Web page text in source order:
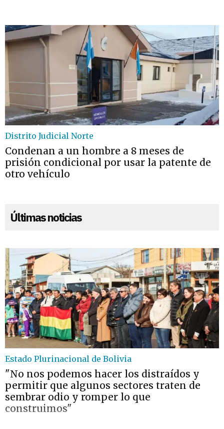
Distrito Judicial Norte
Condenan a un hombre a 8 meses de
prisión condicional por usar la patente de
otro vehículo
Últimas noticias
Estado Plurinacional de Bolivia
"No nos podemos hacer los distraídos y
permitir que algunos sectores traten de
sembrar odio y romper lo que
construimos"